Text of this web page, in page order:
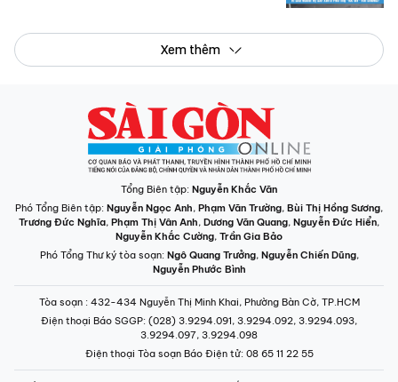
Xem thêm
Tổng Biên tập: Nguyễn Khắc Văn
Phó Tổng Biên tập: Nguyễn Ngọc Anh, Phạm Văn Trường, Bùi Thị Hồng Sương,
Trương Đức Nghĩa, Phạm Thị Vân Anh, Dương Văn Quang, Nguyễn Đức Hiển,
Nguyễn Khắc Cường, Trần Gia Bảo
Phó Tổng Thư ký tòa soạn: Ngô Quang Trưởng, Nguyễn Chiến Dũng,
Nguyễn Phước Bình
Tòa soạn : 432-434 Nguyễn Thị Minh Khai, Phường Bàn Cờ, TP.HCM
Điện thoại Báo SGGP: (028) 3.9294.091, 3.9294.092, 3.9294.093,
3.9294.097, 3.9294.098
Điện thoại Tòa soạn Báo Điện tử: 08 65 11 22 55